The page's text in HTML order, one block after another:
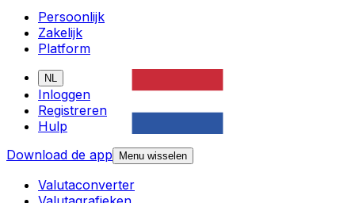
Persoonlijk
Zakelijk
Platform
NL
Inloggen
Registreren
Hulp
Download de app
Menu wisselen
Valutaconverter